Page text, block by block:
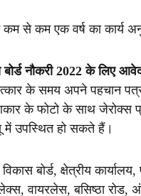
कम से कम एक वर्ष का कार्य
बोर्ड नौकरी 2022 के लिए
के समय अपने पहचान
के फोटो के साथ जेरोक्स
में उपस्थित हो सकते हैं।
बोर्ड, क्षेत्रीय कार्यालय,
वायरलेस, बसिष्ठा रोड,